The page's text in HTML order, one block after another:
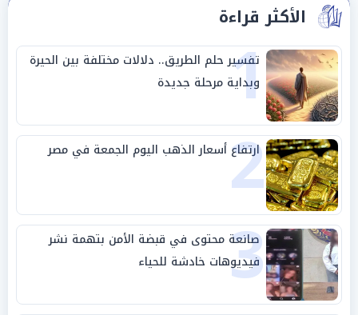
الأكثر قراءة
1
تفسير حلم الطريق.. دلالات مختلفة بين الحيرة
وبداية مرحلة جديدة
2
ارتفاع أسعار الذهب اليوم الجمعة في مصر
3
صانعة محتوى في قبضة الأمن بتهمة نشر
فيديوهات خادشة للحياء